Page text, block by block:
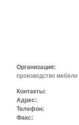
Организация:
производство мебели
Контакты:
Адрес:
Телефон:
Факс: